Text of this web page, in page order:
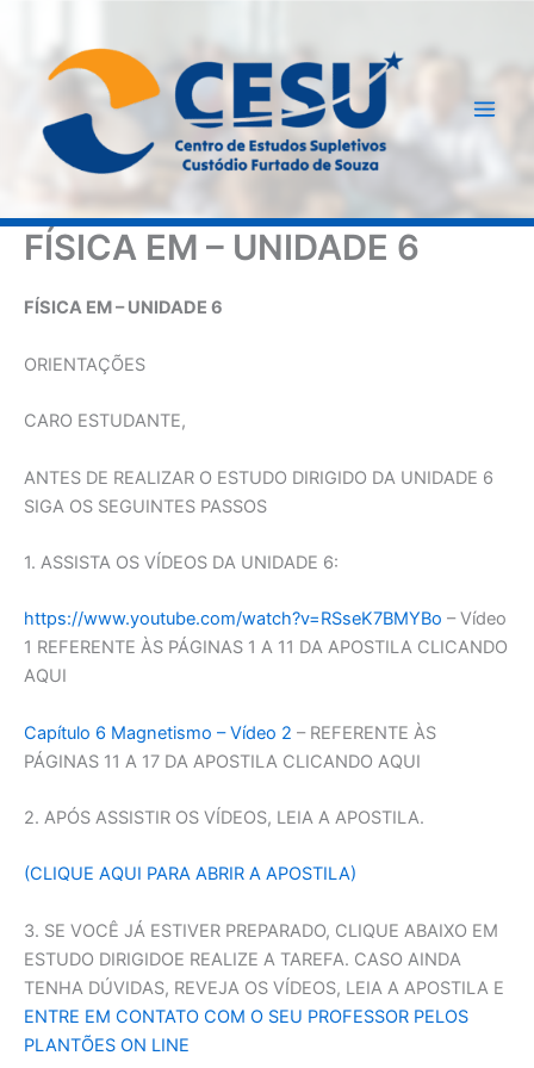
FÍSICA EM – UNIDADE 6
FÍSICA EM – UNIDADE 6
ORIENTAÇÕES
CARO ESTUDANTE,
ANTES DE REALIZAR O ESTUDO DIRIGIDO DA UNIDADE 6
SIGA OS SEGUINTES PASSOS
1. ASSISTA OS VÍDEOS DA UNIDADE 6:
https://www.youtube.com/watch?v=RSseK7BMYBo – Vídeo
1 REFERENTE ÀS PÁGINAS 1 A 11 DA APOSTILA CLICANDO
AQUI
Capítulo 6 Magnetismo – Vídeo 2 – REFERENTE ÀS
PÁGINAS 11 A 17 DA APOSTILA CLICANDO AQUI
2. APÓS ASSISTIR OS VÍDEOS, LEIA A APOSTILA.
(CLIQUE AQUI PARA ABRIR A APOSTILA)
3. SE VOCÊ JÁ ESTIVER PREPARADO, CLIQUE ABAIXO EM
ESTUDO DIRIGIDOE REALIZE A TAREFA. CASO AINDA
TENHA DÚVIDAS, REVEJA OS VÍDEOS, LEIA A APOSTILA E
ENTRE EM CONTATO COM O SEU PROFESSOR PELOS
PLANTÕES ON LINE